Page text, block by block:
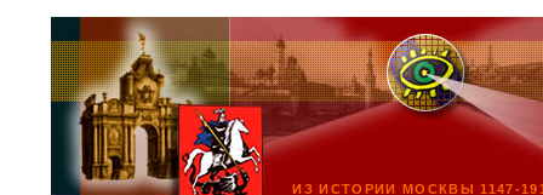
ИЗ ИСТОРИИ МОСКВЫ 1147-